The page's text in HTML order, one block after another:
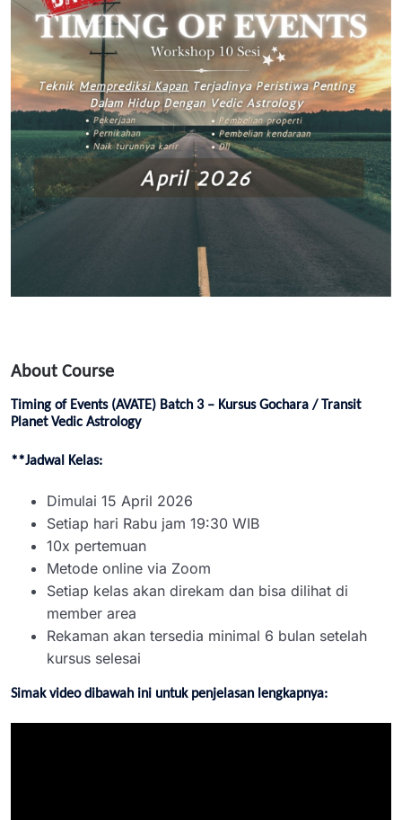
About Course
Timing of Events (AVATE) Batch 3 – Kursus Gochara / Transit
Planet Vedic Astrology
**Jadwal Kelas:
Dimulai 15 April 2026
Setiap hari Rabu jam 19:30 WIB
10x pertemuan
Metode online via Zoom
Setiap kelas akan direkam dan bisa dilihat di
member area
Rekaman akan tersedia minimal 6 bulan setelah
kursus selesai
Simak video dibawah ini untuk penjelasan lengkapnya: